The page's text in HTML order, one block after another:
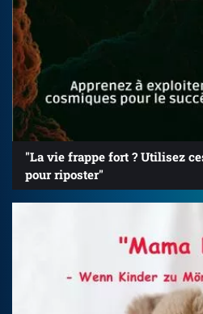
"La vie frappe fort ? Utilisez
pour riposter"